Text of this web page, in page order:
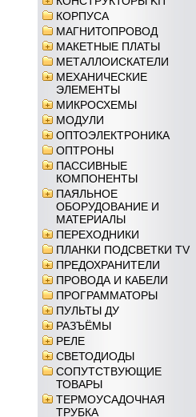
КОРПУСА
МАГНИТОПРОВОД
МАКЕТНЫЕ ПЛАТЫ
МЕТАЛЛОИСКАТЕЛИ
МЕХАНИЧЕСКИЕ
ЭЛЕМЕНТЫ
МИКРОСХЕМЫ
МОДУЛИ
ОПТОЭЛЕКТРОНИКА
ОПТРОНЫ
ПАССИВНЫЕ
КОМПОНЕНТЫ
ПАЯЛЬНОЕ
ОБОРУДОВАНИЕ И
МАТЕРИАЛЫ
ПЕРЕХОДНИКИ
ПЛАНКИ ПОДСВЕТКИ TV
ПРЕДОХРАНИТЕЛИ
ПРОВОДА И КАБЕЛИ
ПРОГРАММАТОРЫ
ПУЛЬТЫ ДУ
РАЗЪЁМЫ
РЕЛЕ
СВЕТОДИОДЫ
СОПУТСТВУЮЩИЕ
ТОВАРЫ
ТЕРМОУСАДОЧНАЯ
ТРУБКА